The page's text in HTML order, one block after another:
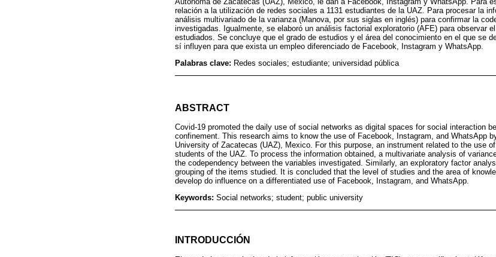
relación a la utilización de redes sociales a 1131 estudiantes de la UAZ. Para procesar la
análisis multivariado de la varianza (Manova, por sus siglas en inglés) para confirmar la
investigadas. Igualmente, se elaboró un análisis factorial exploratorio (AFE) para observar
estudiados. Se concluye que el grado de estudios y el área del conocimiento en el que se
sí influyen para que exista un empleo diferenciado de Facebook, Instagram y WhatsApp.
Palabras clave: Redes sociales; estudiante; universidad pública
ABSTRACT
Covid-19 promoted the daily use of social networks as digital spaces for social interaction
confinement. This research aims to know the use of Facebook, Instagram, and WhatsApp
University of Zacatecas (UAZ), Mexico. For this purpose, an instrument related to the use
students of the UAZ. To process the information obtained, a multivariate analysis of
the codependency between the variables investigated. Similarly, an exploratory factor
grouping of the items studied. It is concluded that the level of studies and the area of
develop do influence on a differentiated use of Facebook, Instagram, and WhatsApp.
Keywords: Social networks; student; public university
INTRODUCCIÓN